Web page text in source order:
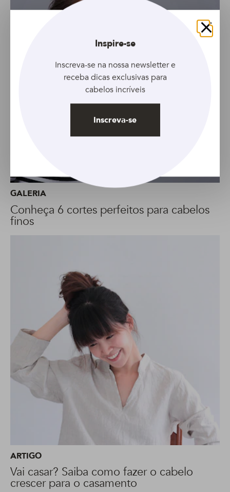
GALERIA
Conheça 6 cortes perfeitos para cabelos
finos
ARTIGO
Vai casar? Saiba como fazer o cabelo
crescer para o casamento
Fechar
Inspire-se
Inscreva-se na nossa newsletter e
receba dicas exclusivas para
cabelos incríveis
Inscreva-se